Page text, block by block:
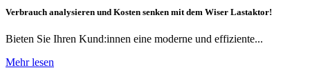
Verbrauch analysieren und Kosten senken mit dem Wiser Lastaktor!
Bieten Sie Ihren Kund:innen eine moderne und effiziente...
Mehr lesen